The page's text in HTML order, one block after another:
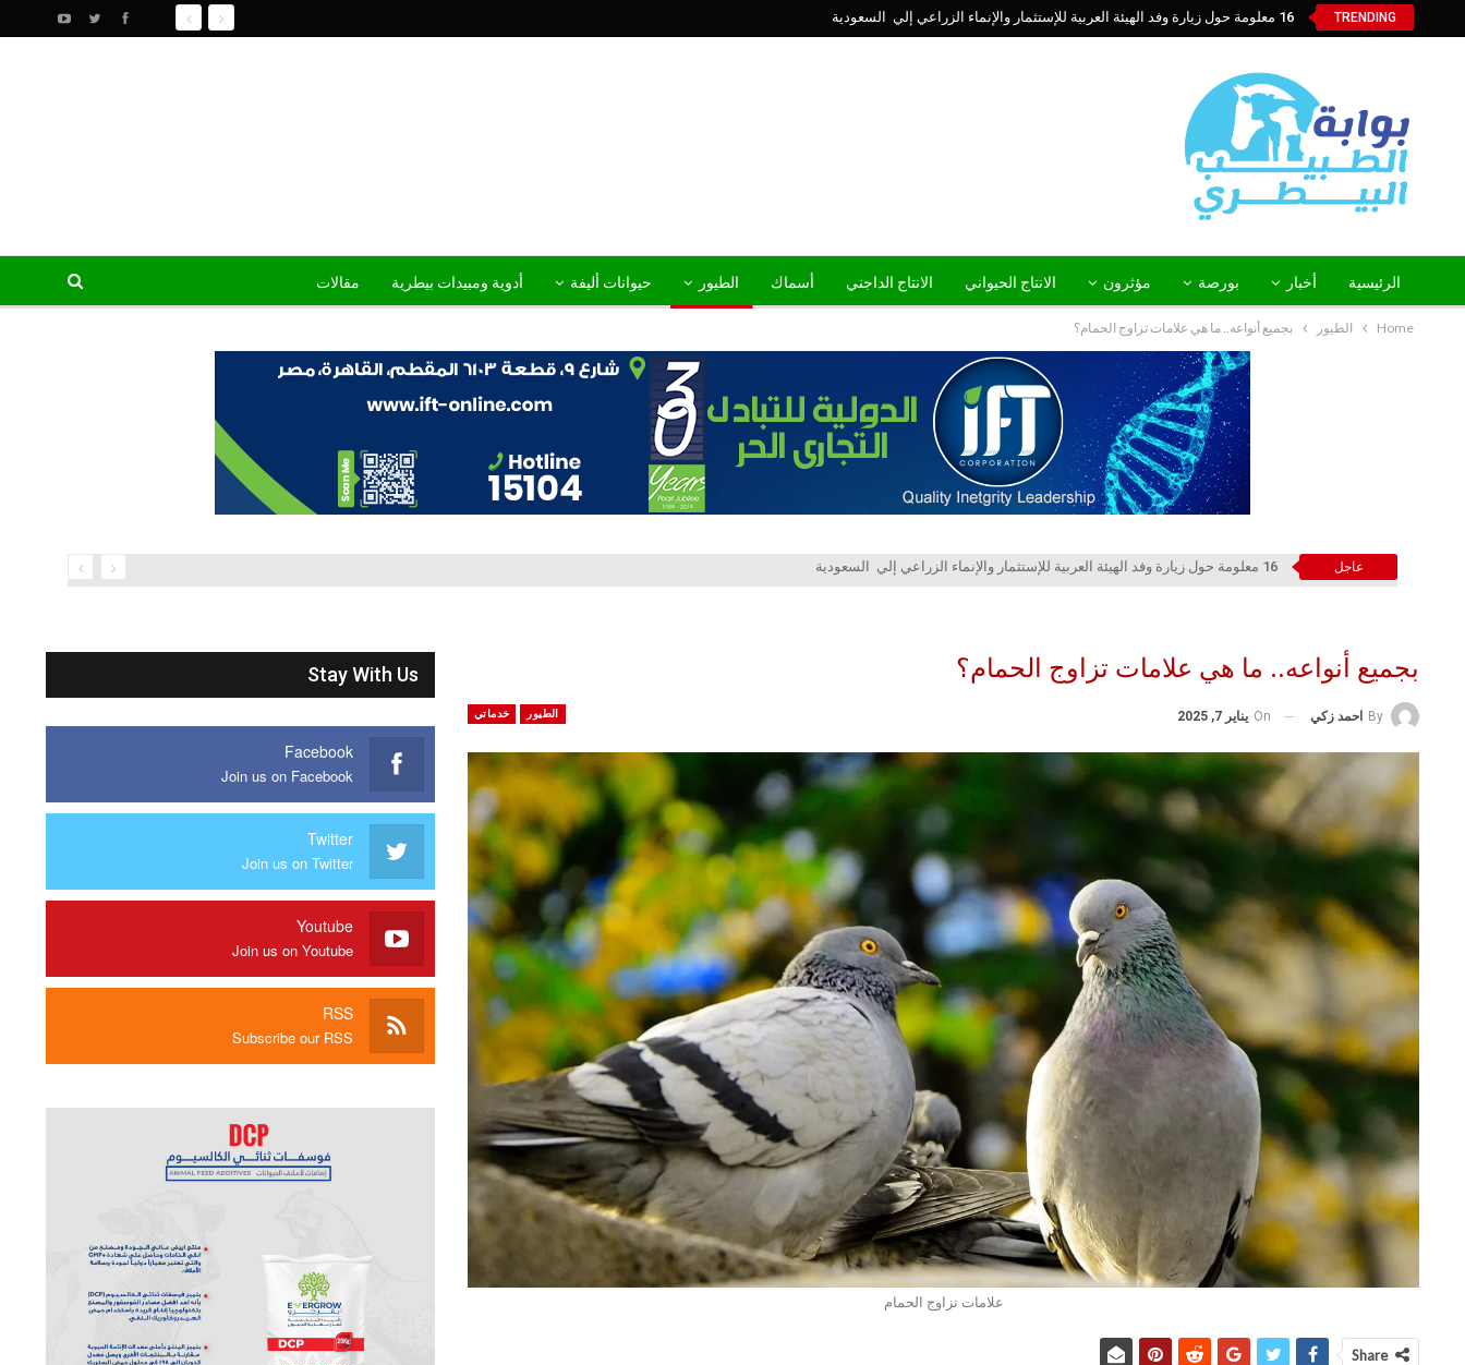
TRENDING 16 معلومة حول زيارة وفد الهيئة العربية للإستثمار والإنماء الزراعي إلي السعودية
الرئيسية أخبار بورصة مؤثرون الانتاج الحيواني الانتاج الداجني أسماك الطيور حيوانات أليفة أدوية ومبيدات بيطرية مقالات
Home الطيور بجميع أنواعه.. ما هي علامات تزاوج الحمام؟
عاجل 16 معلومة حول زيارة وفد الهيئة العربية للإستثمار والإنماء الزراعي إلي السعودية
بجميع أنواعه.. ما هي علامات تزاوج الحمام؟
الطيور خدماتي By احمد زكي On يناير 7, 2025
علامات تزاوج الحمام
Share
Stay With Us
Facebook
Join us on Facebook
Twitter
Join us on Twitter
Youtube
Join us on Youtube
RSS
Subscribe our RSS